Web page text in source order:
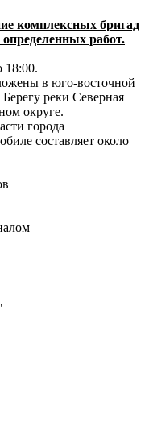
комплексных бригад
работ.
18:00.
в юго-восточной
реки Северная
округе.
города
составляет около